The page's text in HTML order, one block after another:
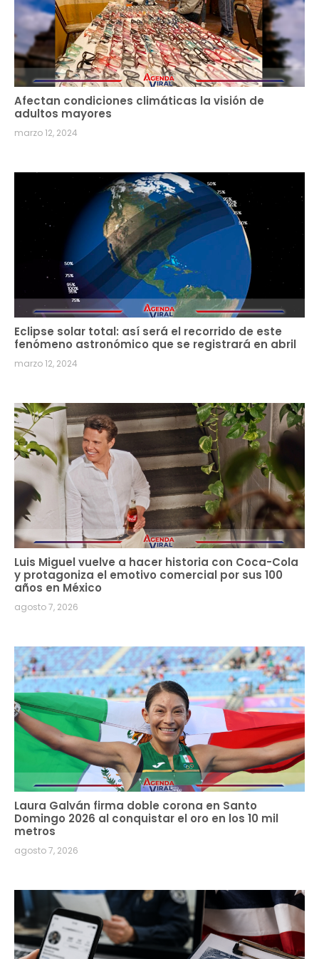
Afectan condiciones climáticas la visión de
adultos mayores
marzo 12, 2024
Eclipse solar total: así será el recorrido de este
fenómeno astronómico que se registrará en abril
marzo 12, 2024
Luis Miguel vuelve a hacer historia con Coca-Cola
y protagoniza el emotivo comercial por sus 100
años en México
agosto 7, 2026
Laura Galván firma doble corona en Santo
Domingo 2026 al conquistar el oro en los 10 mil
metros
agosto 7, 2026